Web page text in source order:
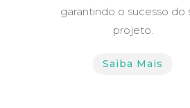
garantindo o sucesso do
projeto.
Saiba Mais